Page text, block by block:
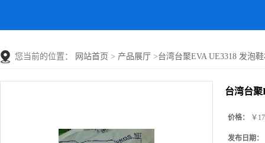
您当前的位置： 网站首页 > 产品展厅 >台湾台聚EVA UE3318 发泡
台湾台聚
价格： ￥
发布日期：